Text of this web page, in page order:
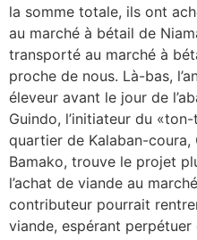
la somme totale, ils ont
au marché à bétail de
transporté au marché à
proche de nous. Là-bas,
éleveur avant le jour de
Guindo, l’initiateur du
quartier de Kalaban-
Bamako, trouve le projet
l’achat de viande au
contributeur pourrait
viande, espérant